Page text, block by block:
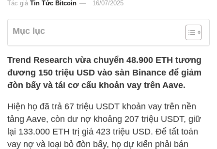
Tác giả Tin Tức Bitcoin 16/07/2025
Mục lục
Trend Research vừa chuyển 48.900 ETH tương
đương 150 triệu USD vào sàn Binance để giảm
đòn bẩy và tái cơ cấu khoản vay trên Aave.
Hiện họ đã trả 67 triệu USDT khoản vay trên nền
tảng Aave, còn dư nợ khoảng 207 triệu USDT, giữ
lại 133.000 ETH trị giá 423 triệu USD. Để tất toán
vay nợ và loại bỏ đòn bẩy, họ dự kiến phải bán